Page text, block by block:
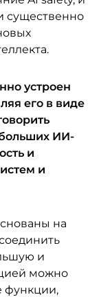
существенно
устроен
его в виде
ИИ-
и
и
на
и
можно
функции,